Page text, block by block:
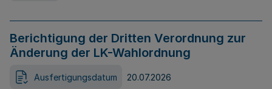
Berichtigung der Dritten Verordnung zur
Änderung der LK-Wahlordnung
Ausfertigungsdatum 20.07.2026